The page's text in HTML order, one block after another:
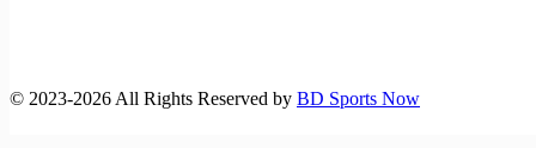
©️ 2023-2026 All Rights Reserved by BD Sports Now